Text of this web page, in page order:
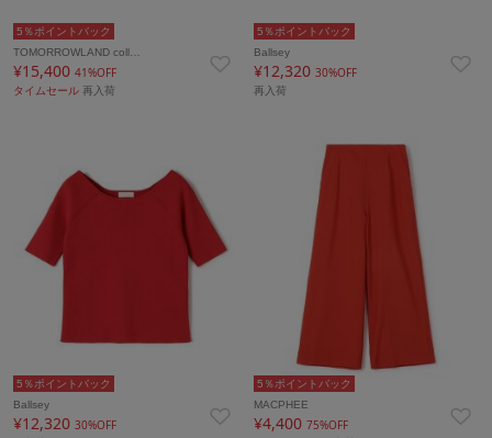
5％ポイントバック
TOMORROWLAND coll…
¥15,400 41%OFF
タイムセール 再入荷
5％ポイントバック
Ballsey
¥12,32030%OFF
再入荷
5％ポイントバック
Ballsey
¥12,320 30%OFF
5％ポイントバック
MACPHEE
¥4,40075%OFF